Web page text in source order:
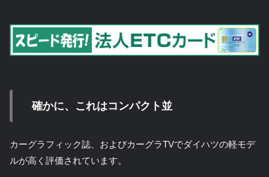
確かに、これはコンパクト並
カーグラフィック誌、およびカーグラTVでダイハツの軽モデ
ルが高く評価されています。